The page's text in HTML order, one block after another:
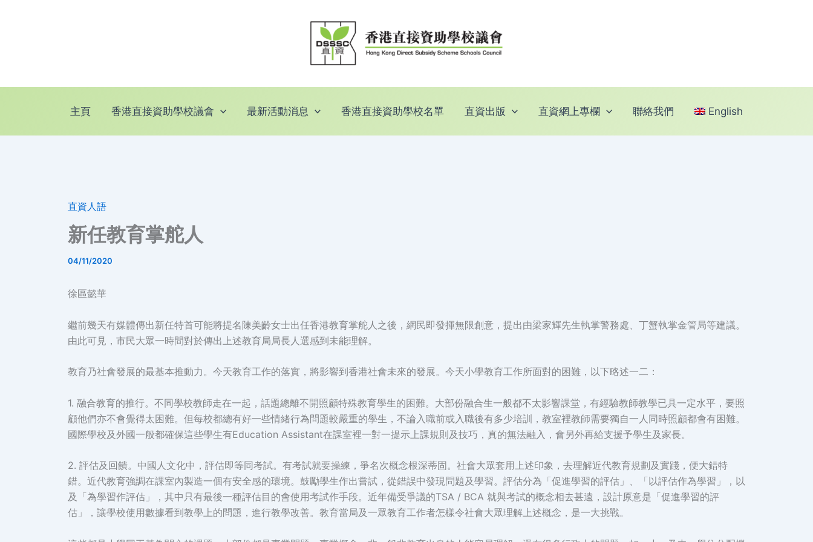
容
主頁 香港直接資助學校議會 最新活動消息 香港直接資助學校名單 直資出版 直資網上專欄 聯絡我們 English
直資人語
新任教育掌舵人
04/11/2020
徐區懿華
繼前幾天有媒體傳出新任特首可能將提名陳美齡女士出任香港教育掌舵人之後，網民即發揮無限創意，提出由梁家輝先生執掌警務處、丁蟹執掌金管局等建議。
由此可見，市民大眾一時間對於傳出上述教育局局長人選感到未能理解。
教育乃社會發展的最基本推動力。今天教育工作的落實，將影響到香港社會未來的發展。今天小學教育工作所面對的困難，以下略述一二：
1. 融合教育的推行。不同學校教師走在一起，話題總離不開照顧特殊教育學生的困難。大部份融合生一般都不太影響課堂，有經驗教師教學已具一定水平，要照
顧他們亦不會覺得太困難。但每校都總有好一些情緒行為問題較嚴重的學生，不論入職前或入職後有多少培訓，教室裡教師需要獨自一人同時照顧都會有困難。
國際學校及外國一般都確保這些學生有Education Assistant在課室裡一對一提示上課規則及技巧，真的無法融入，會另外再給支援予學生及家長。
2. 評估及回饋。中國人文化中，評估即等同考試。有考試就要操練，爭名次概念根深蒂固。社會大眾套用上述印象，去理解近代教育規劃及實踐，便大錯特
錯。近代教育強調在課室內製造一個有安全感的環境。鼓勵學生作出嘗試，從錯誤中發現問題及學習。評估分為「促進學習的評估」、「以評估作為學習」，以
及「為學習作評估」，其中只有最後一種評估目的會使用考試作手段。近年備受爭議的TSA / BCA 就與考試的概念相去甚遠，設計原意是「促進學習的評
估」，讓學校使用數據看到教學上的問題，進行教學改善。教育當局及一眾教育工作者怎樣令社會大眾理解上述概念，是一大挑戰。